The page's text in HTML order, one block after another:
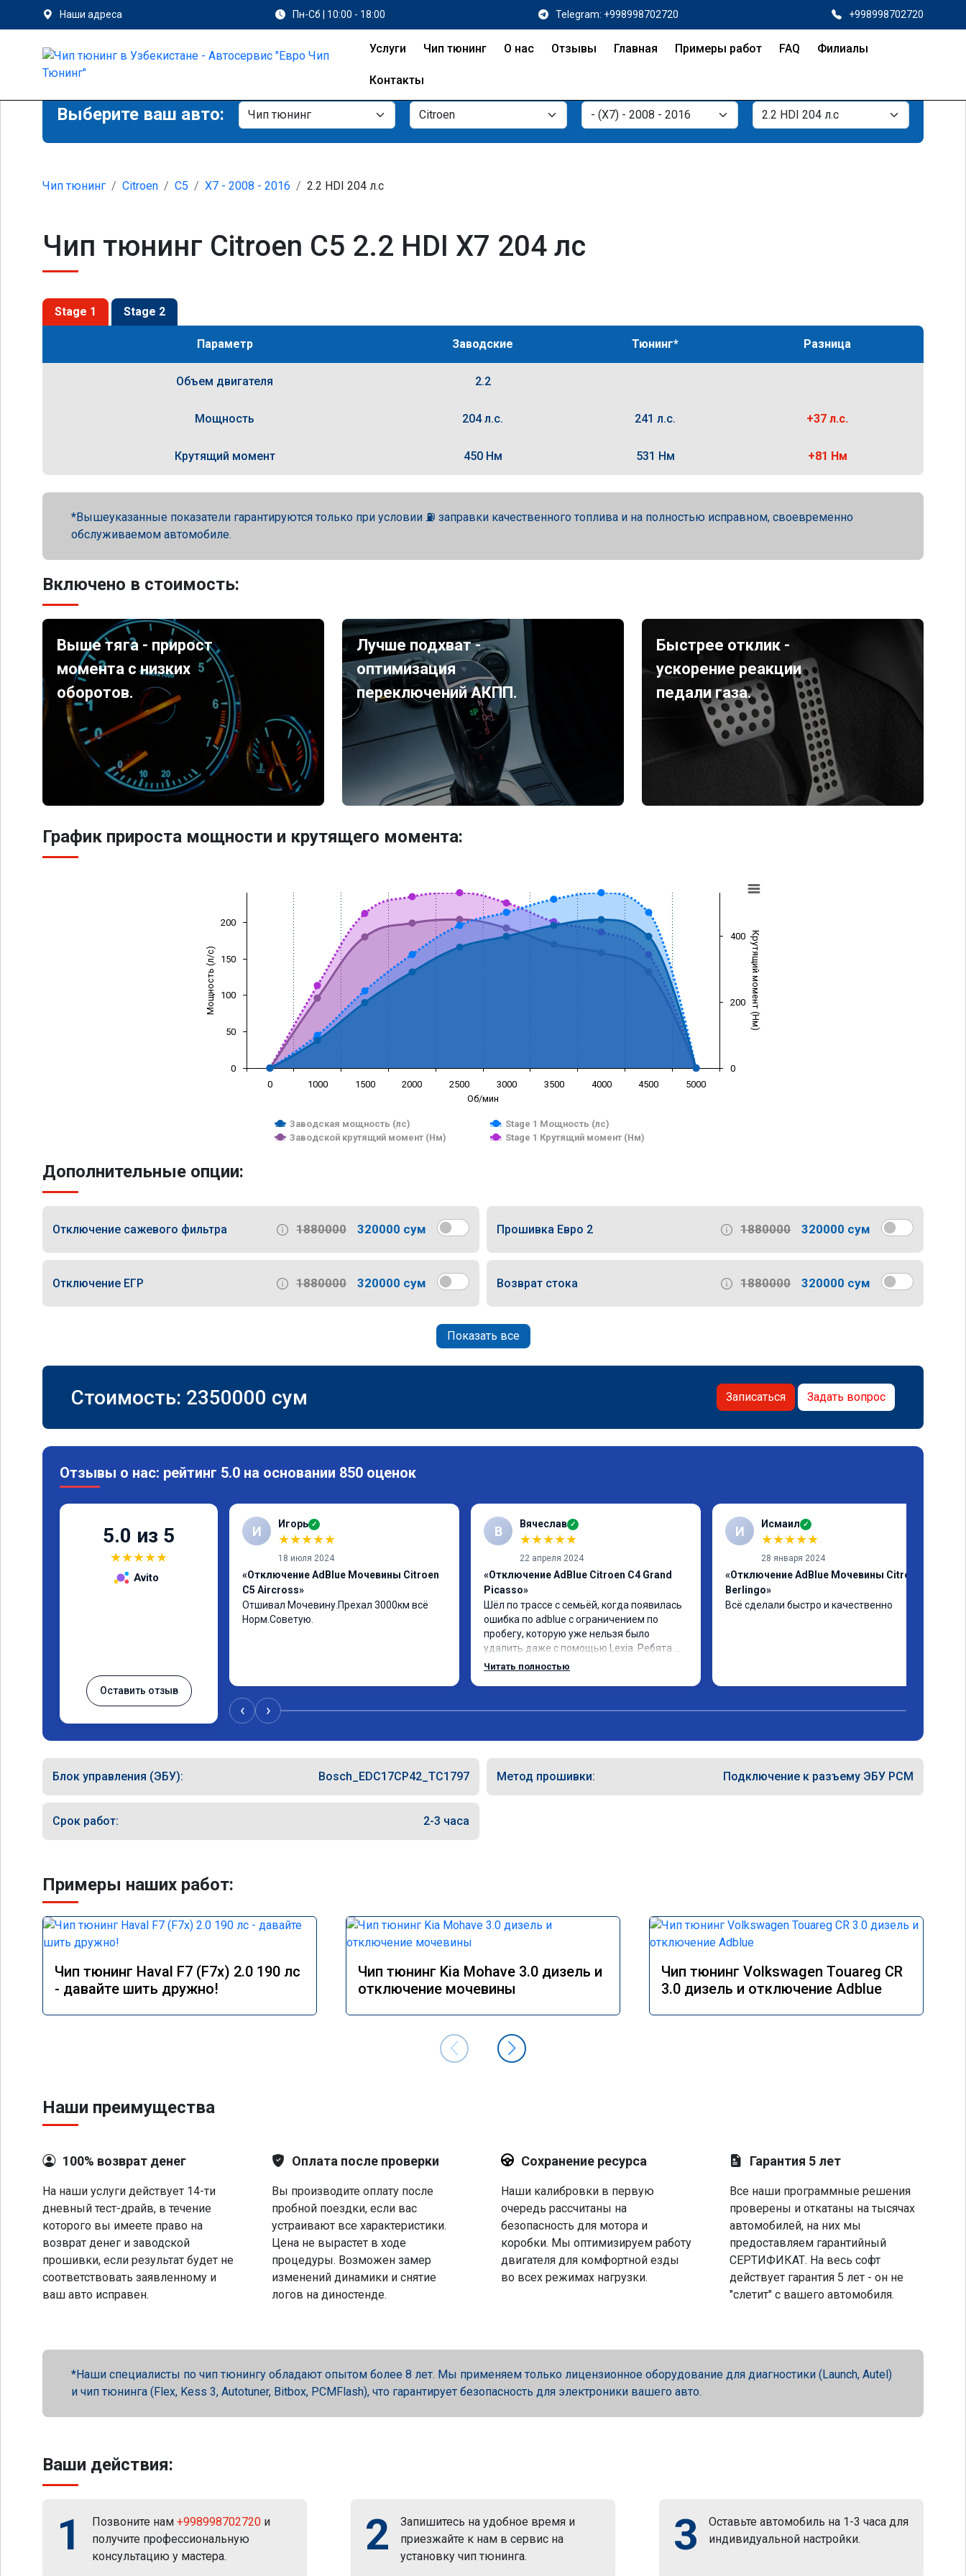
Наши адреса Пн-Сб | 10:00 - 18:00 Telegram: +998998702720 +998998702720
Услуги Чип тюнинг О нас Отзывы Главная Примеры работ FAQ Филиалы
Контакты
Выберите ваш авто:
Чип тюнинг Citroen C5 X7 - 2008 - 2016 2.2 HDI 204 л.с
Чип тюнинг Citroen C5 2.2 HDI X7 204 лс
Stage 1 Stage 2
Параметр Заводские Тюнинг* Разница
Объем двигателя 2.2
Мощность 204 л.с. 241 л.с. +37 л.с.
Крутящий момент 450 Нм 531 Нм +81 Нм
Вышеуказанные показатели гарантируются только при условии ⛽ заправки качественного топлива и на полностью исправном, своевременно
обслуживаемом автомобиле.
Включено в стоимость:
Выше тяга - прирост
момента с низких
оборотов.
Лучше подхват -
оптимизация
переключений АКПП.
Быстрее отклик -
ускорение реакции
педали газа.
График прироста мощности и крутящего момента:
Об/мин
Мощность (л/с) Крутящий момент (Нм)
Заводская мощность (лс)
Stage 1 Мощность (лс)
Заводской крутящий момент (Нм)
Stage 1 Крутящий момент (Нм)
0 1000 1500 2000 2500 3000 3500 4000 4500 5000
0
50
100
150
200
0
200
400
Дополнительные опции:
Отключение сажевого фильтра 1880000 320000 сум Прошивка Евро 2 1880000 320000 сум
Отключение ЕГР 1880000 320000 сум Возврат стока 1880000 320000 сум
Показать все
Стоимость: 2350000 сум Записаться Задать вопрос
Отзывы о нас: рейтинг 5.0 на основании 850 оценок
5.0 из 5
★★★★★
Avito
Оставить отзыв
И Игорь ✓
★★★★★
18 июля 2024
«Отключение AdBlue Мочевины Citroen
C5 Aircross»
Отшивал Мочевину.Прехал 3000км всё
Норм.Советую.
В Вячеслав ✓
★★★★★
22 апреля 2024
«Отключение AdBlue Citroen C4 Grand
Picasso»
Шёл по трассе с семьёй, когда появилась
ошибка по adblue с ограничением по
пробегу, которую уже нельзя было
удалить даже с помощью Lexia. Ребята
пошли навстречу, оперативно приняли и
Читать полностью
И Исмаил ✓
★★★★★
28 января 2024
«Отключение AdBlue Мочевины Citroen
Berlingo»
Всё сделали быстро и качественно
‹ ›
Блок управления (ЭБУ): Bosch_EDC17CP42_TC1797 Метод прошивки: Подключение к разъему ЭБУ PCM
Срок работ: 2-3 часа
Примеры наших работ:
Чип тюнинг Haval F7 (F7x) 2.0 190 лс
- давайте шить дружно!
Чип тюнинг Kia Mohave 3.0 дизель и
отключение мочевины
Чип тюнинг Volkswagen Touareg CR
3.0 дизель и отключение Adblue
Наши преимущества
100% возврат денег
На наши услуги действует 14-ти
дневный тест-драйв, в течение
которого вы имеете право на
возврат денег и заводской
прошивки, если результат будет не
соответствовать заявленному и
ваш авто исправен.
Оплата после проверки
Вы производите оплату после
пробной поездки, если вас
устраивают все характеристики.
Цена не вырастет в ходе
процедуры. Возможен замер
изменений динамики и снятие
логов на диностенде.
Сохранение ресурса
Наши калибровки в первую
очередь рассчитаны на
безопасность для мотора и
коробки. Мы оптимизируем работу
двигателя для комфортной езды
во всех режимах нагрузки.
Гарантия 5 лет
Все наши программные решения
проверены и откатаны на тысячах
автомобилей, на них мы
предоставляем гарантийный
СЕРТИФИКАТ. На весь софт
действует гарантия 5 лет - он не
"слетит" с вашего автомобиля.
Наши специалисты по чип тюнингу обладают опытом более 8 лет. Мы применяем только лицензионное оборудование для диагностики (Launch, Autel)
и чип тюнинга (Flex, Kess 3, Autotuner, Bitbox, PCMFlash), что гарантирует безопасность для электроники вашего авто.
Ваши действия:
1 Позвоните нам +998998702720 и
получите профессиональную
консультацию у мастера.
2
Запишитесь на удобное время и
приезжайте к нам в сервис на
установку чип тюнинга.
3
Оставьте автомобиль на 1-3 часа для
индивидуальной настройки.